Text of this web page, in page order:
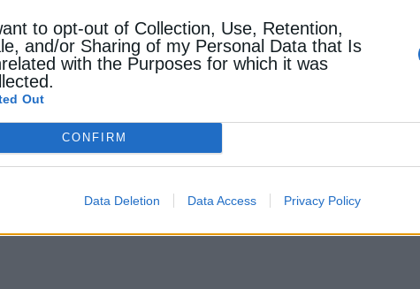
to opt-out of Collection, Use, Retention,
and/or Sharing of my Personal Data that Is
with the Purposes for which it was
Out
CONFIRM
Data Deletion Data Access Privacy Policy